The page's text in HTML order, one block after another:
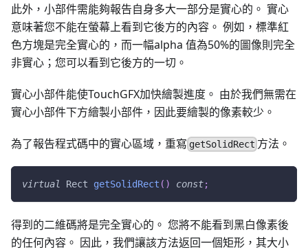
此外，小部件需能夠報告自身多大一部分是實心的。 實心
意味著您不能在螢幕上看到它後方的內容。 例如，標準紅
色方塊是完全實心的，而一幅alpha 值為50%的圖像則完全
非實心；您可以看到它後方的一切。
實心小部件能使TouchGFX加快繪製進度。 由於我們無需在
實心小部件下方繪製小部件，因此要繪製的像素較少。
為了報告程式碼中的實心區域，重寫 getSolidRect 方法。
virtual Rect getSolidRect ( ) const;
得到的二維碼將是完全實心的。 您將不能看到黑白像素後
的任何內容。 因此，我們讓該方法返回一個矩形，其大小